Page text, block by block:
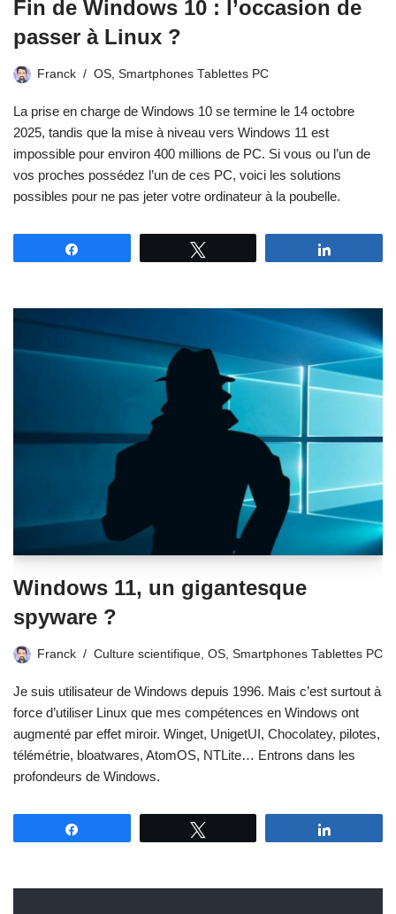
Fin de Windows 10 : l’occasion de
passer à Linux ?
Franck OS Smartphones Tablettes PC
La prise en charge de Windows 10 se termine le 14 octobre
2025, tandis que la mise à niveau vers Windows 11 est
impossible pour environ 400 millions de PC. Si vous ou l’un de
vos proches possédez l’un de ces PC, voici les solutions
possibles pour ne pas jeter votre ordinateur à la poubelle.
Windows 11, un gigantesque
spyware ?
Franck Culture scientifique OS Smartphones Tablettes PC
Je suis utilisateur de Windows depuis 1996. Mais c’est surtout à
force d’utiliser Linux que mes compétences en Windows ont
augmenté par effet miroir. Winget, UnigetUI, Chocolatey, pilotes,
télémétrie, bloatwares, AtomOS, NTLite… Entrons dans les
profondeurs de Windows.